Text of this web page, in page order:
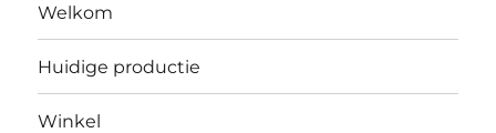
Welkom
Huidige productie
Winkel